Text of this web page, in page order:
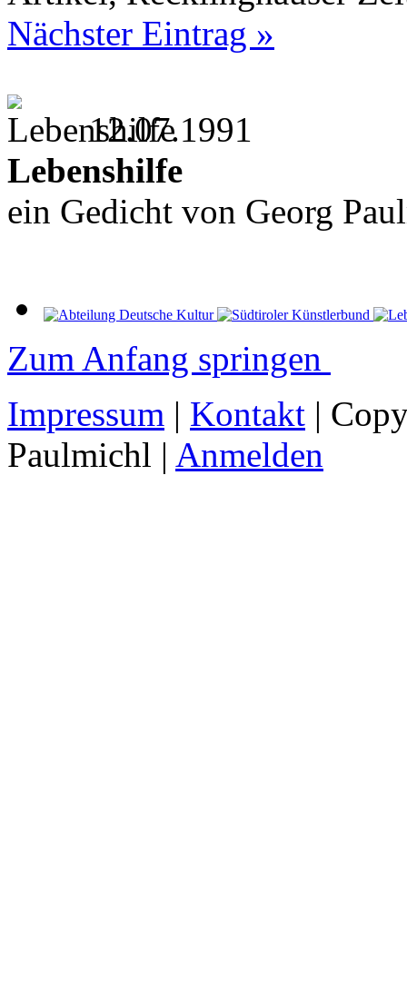
Nächster Eintrag »
12.07.1991
Lebenshilfe
ein Gedicht von Georg
Zum Anfang springen
Impressum | Kontakt |
Paulmichl | Anmelden